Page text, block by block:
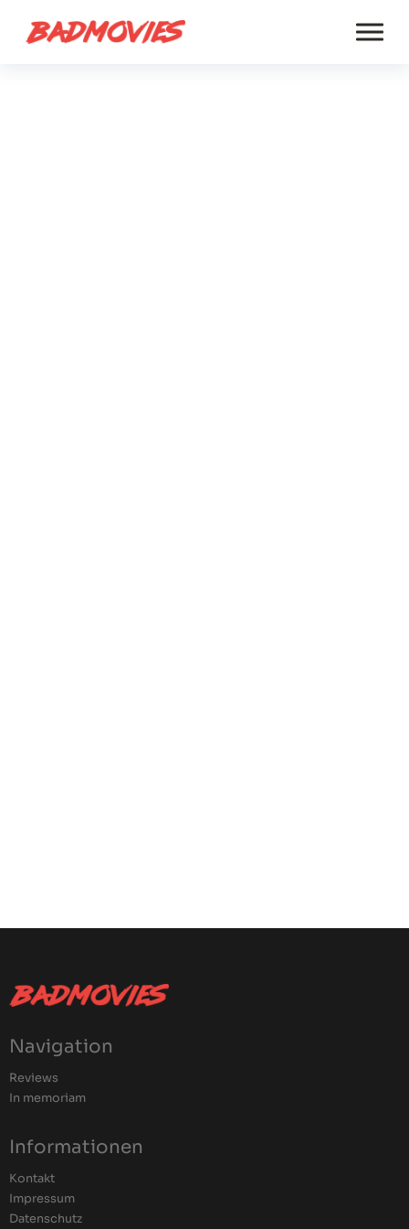
Navigation
Reviews
In memoriam
Informationen
Kontakt
Impressum
Datenschutz